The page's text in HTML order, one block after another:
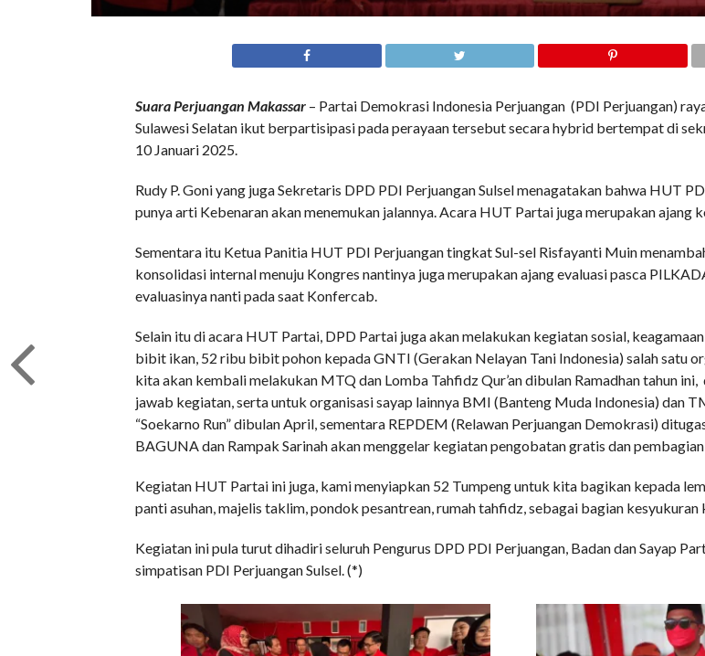
Suara Perjuangan Makassar – Partai Demokrasi Indonesia Perjuangan (PDI Perjuangan)
Sulawesi Selatan ikut berpartisipasi pada perayaan tersebut secara hybrid bertempat di
10 Januari 2025.
Rudy P. Goni yang juga Sekretaris DPD PDI Perjuangan Sulsel menagatakan bahwa HUT
punya arti Kebenaran akan menemukan jalannya. Acara HUT Partai juga merupakan ajang
Sementara itu Ketua Panitia HUT PDI Perjuangan tingkat Sul-sel Risfayanti Muin
konsolidasi internal menuju Kongres nantinya juga merupakan ajang evaluasi pasca
evaluasinya nanti pada saat Konfercab.
Selain itu di acara HUT Partai, DPD Partai juga akan melakukan kegiatan sosial,
bibit ikan, 52 ribu bibit pohon kepada GNTI (Gerakan Nelayan Tani Indonesia) salah satu
kita akan kembali melakukan MTQ dan Lomba Tahfidz Qur’an dibulan Ramadhan tahun
jawab kegiatan, serta untuk organisasi sayap lainnya BMI (Banteng Muda Indonesia) dan
“Soekarno Run” dibulan April, sementara REPDEM (Relawan Perjuangan Demokrasi)
BAGUNA dan Rampak Sarinah akan menggelar kegiatan pengobatan gratis dan
Kegiatan HUT Partai ini juga, kami menyiapkan 52 Tumpeng untuk kita bagikan kepada
panti asuhan, majelis taklim, pondok pesantrean, rumah tahfidz, sebagai bagian
Kegiatan ini pula turut dihadiri seluruh Pengurus DPD PDI Perjuangan, Badan dan Sayap
simpatisan PDI Perjuangan Sulsel. (*)